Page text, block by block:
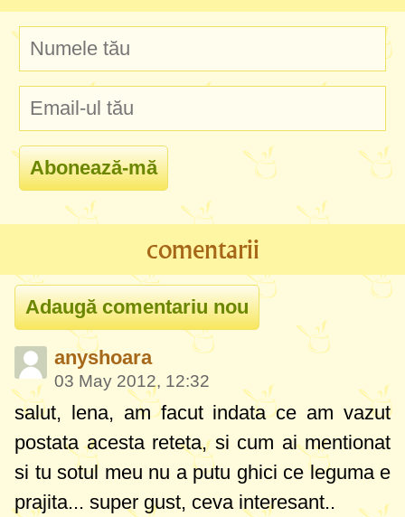
comentarii
anyshoara
03 May 2012, 12:32
salut, lena, am facut indata ce am vazut
postata acesta reteta, si cum ai mentionat
si tu sotul meu nu a putu ghici ce leguma e
prajita... super gust, ceva interesant..